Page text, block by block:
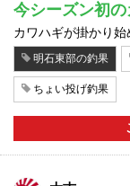
今シーズン初
カワハギが掛かり
明石東部の釣果
ちょい投げ釣果